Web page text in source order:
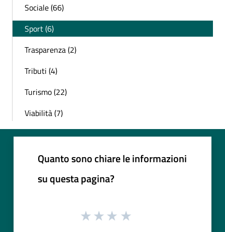
Sociale (66)
Sport (6)
Trasparenza (2)
Tributi (4)
Turismo (22)
Viabilità (7)
Quanto sono chiare le informazioni
su questa pagina?